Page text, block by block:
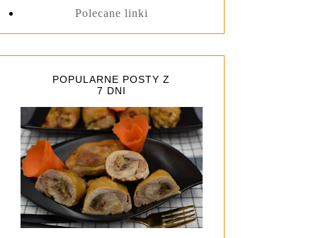
Polecane linki
POPULARNE POSTY Z
7 DNI